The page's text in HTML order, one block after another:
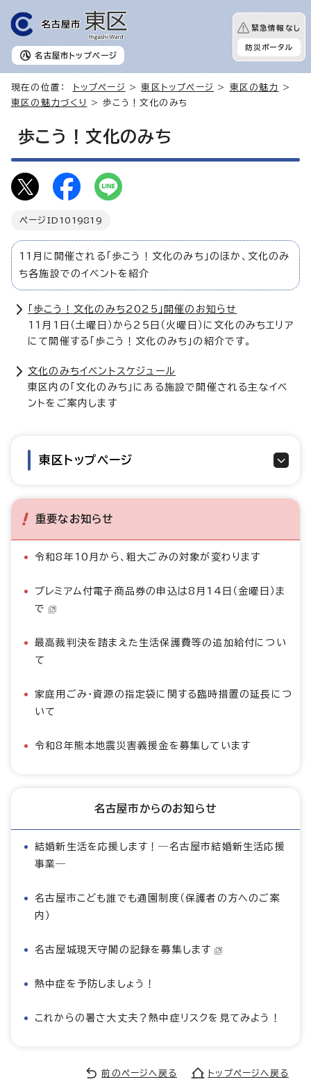
名古屋市 トップページ
緊急情報なし
防災ポータル
現在の位置： トップページ > 東区トップページ > 東区の魅力
>
東区の魅力づくり
> 歩こう！文化のみち
歩こう！文化のみち
ページID 1019819
11月に開催される「歩こう！文化のみち」のほか、文化のみ
ち各施設でのイベントを紹介
「歩こう！文化のみち2025」開催のお知らせ
11月1日（土曜日）から25日（火曜日）に文化のみちエリア
にて開催する「歩こう！文化のみち」の紹介です。
文化のみちイベントスケジュール
東区内の「文化のみち」にある施設で開催される主なイベ
ントをご案内します
東区トップページ
重要なお知らせ
令和8年10月から、粗大ごみの対象が変わります
プレミアム付電子商品券の申込は8月14日（金曜日）ま
で
最高裁判決を踏まえた生活保護費等の追加給付につい
て
家庭用ごみ・資源の指定袋に関する臨時措置の延長につ
いて
令和8年熊本地震災害義援金を募集しています
名古屋市からのお知らせ
結婚新生活を応援します！―名古屋市結婚新生活応援
事業―
名古屋市こども誰でも通園制度（保護者の方へのご案
内）
名古屋城現天守閣の記録を募集します
熱中症を予防しましょう！
これからの暑さ大丈夫？熱中症リスクを見てみよう！
前のページへ戻る トップページへ戻る